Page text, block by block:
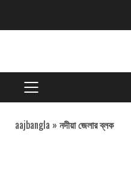
PRIMARY
MENU
aajbangla » নদীয়া জেলার ব্লক